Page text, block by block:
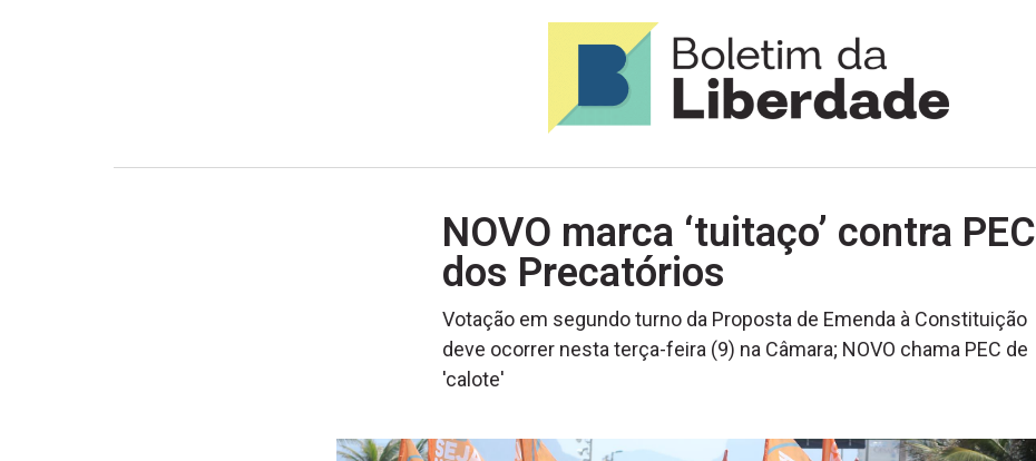
NOVO marca ‘tuitaço’ contra PEC
dos Precatórios
Votação em segundo turno da Proposta de Emenda à Constituição
deve ocorrer nesta terça-feira (9) na Câmara; NOVO chama PEC de
'calote'